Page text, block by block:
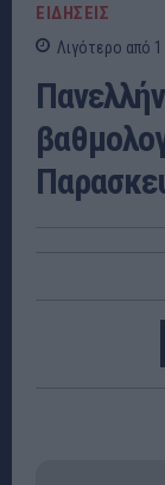
ΕΙΔΗΣΕΙΣ
Λιγότερο από 1